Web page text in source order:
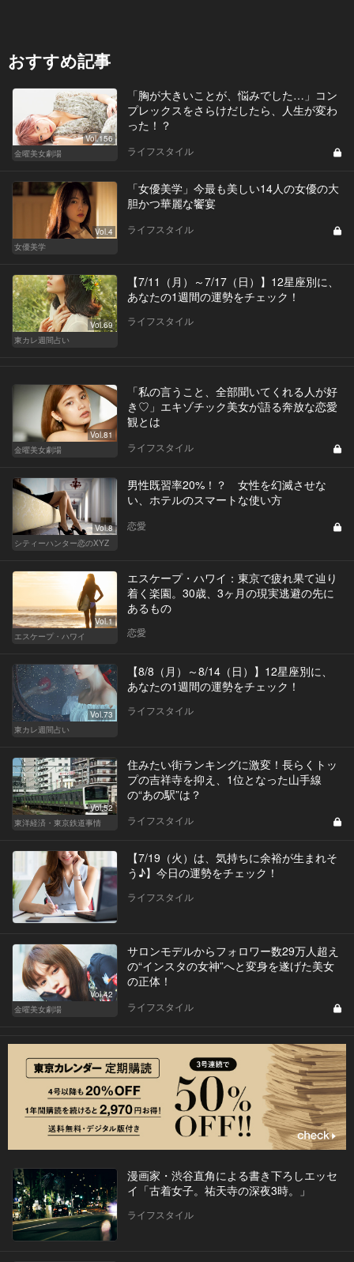
おすすめ記事
Vol.156
金曜美女劇場
「胸が大きいことが、悩みでした…」コン
プレックスをさらけだしたら、人生が変わ
った！？
ライフスタイル
Vol.4
女優美学
「女優美学」今最も美しい14人の女優の大
胆かつ華麗な饗宴
ライフスタイル
Vol.69
東カレ週間占い
【7/11（月）～7/17（日）】12星座別に、
あなたの1週間の運勢をチェック！
ライフスタイル
Vol.81
金曜美女劇場
「私の言うこと、全部聞いてくれる人が好
き♡」エキゾチック美女が語る奔放な恋愛
観とは
ライフスタイル
Vol.8
シティーハンター恋のXYZ
男性既習率20%！？ 女性を幻滅させな
い、ホテルのスマートな使い方
恋愛
Vol.1
エスケープ・ハワイ
エスケープ・ハワイ：東京で疲れ果て辿り
着く楽園。30歳、3ヶ月の現実逃避の先に
あるもの
恋愛
Vol.73
東カレ週間占い
【8/8（月）～8/14（日）】12星座別に、
あなたの1週間の運勢をチェック！
ライフスタイル
Vol.52
東洋経済・東京鉄道事情
住みたい街ランキングに激変！長らくトッ
プの吉祥寺を抑え、1位となった山手線
の“あの駅”は？
ライフスタイル
【7/19（火）は、気持ちに余裕が生まれそ
う♪】今日の運勢をチェック！
ライフスタイル
Vol.42
金曜美女劇場
サロンモデルからフォロワー数29万人超え
の“インスタの女神”へと変身を遂げた美女
の正体！
ライフスタイル
漫画家・渋谷直角による書き下ろしエッセ
イ「古着女子。祐天寺の深夜3時。」
ライフスタイル